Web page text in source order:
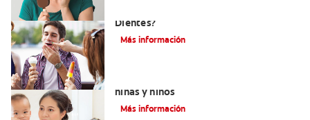
Dientes?
Más información
niñas y niños
Más información